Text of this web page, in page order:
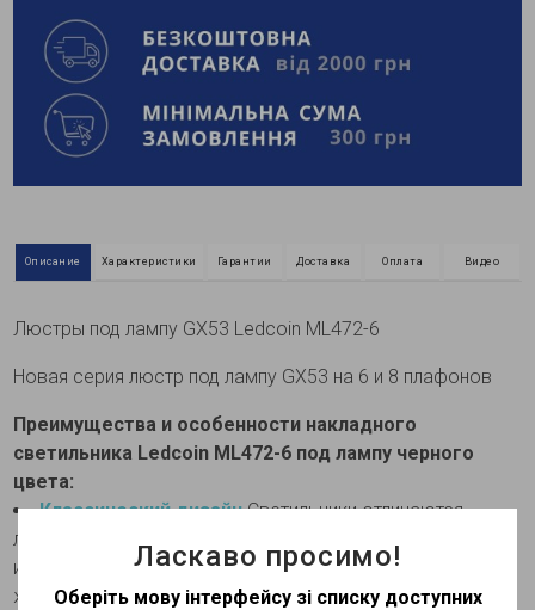
Описание Характеристики Гарантии Доставка Оплата Видео
Люстры под лампу GX53 Ledcoin ML472-6
Новая серия люстр под лампу GХ53 на 6 и 8 плафонов
Преимущества и особенности накладного
светильника Ledcoin ML472-6 под лампу черного
цвета:
Классический дизайнСветильники отличаются
лаконичной формой и выполнены в классических белых
и черных цветах, что позволяет использовать их в
жилых и коммерческих интерьерах.
Ласкаво просимо!
Оберіть мову інтерфейсу зі списку доступних